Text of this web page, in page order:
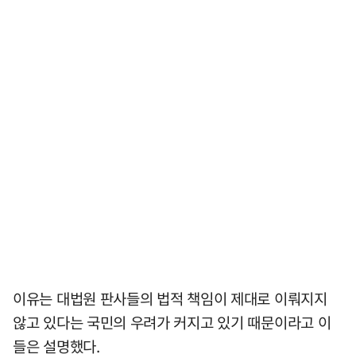
이유는 대법원 판사들의 법적 책임이 제대로 이뤄지지
않고 있다는 국민의 우려가 커지고 있기 때문이라고 이
들은 설명했다.